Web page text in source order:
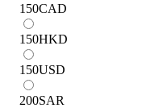
150CAD
150HKD
150USD
200SAR